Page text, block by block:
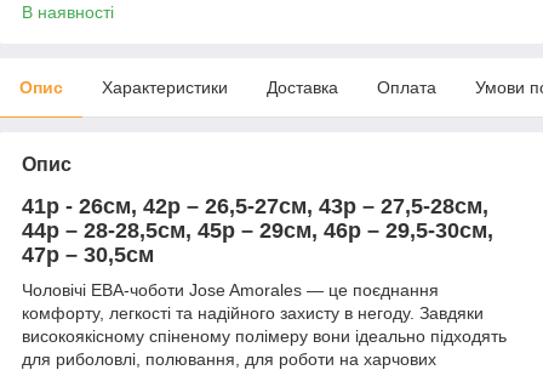
В наявності
Опис Характеристики Доставка Оплата Умови
Опис
41р - 26см, 42р – 26,5-27см, 43р – 27,5-28см,
44р – 28-28,5см, 45р – 29см, 46р – 29,5-30см,
47р – 30,5см
Чоловічі ЕВА-чоботи Jose Amorales — це поєднання
комфорту, легкості та надійного захисту в негоду. Завдяки
високоякісному спіненому полімеру вони ідеально підходять
для риболовлі, полювання, для роботи на харчових